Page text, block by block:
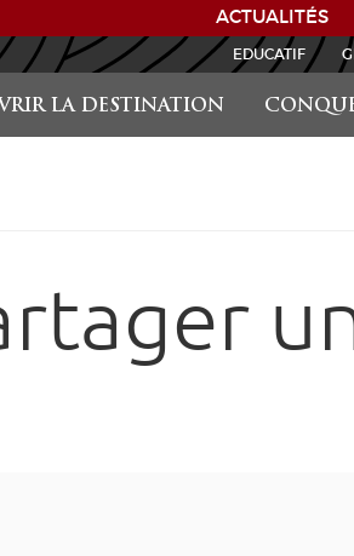
ACTUALITÉS
LA DESTINATION
EDUCATIF